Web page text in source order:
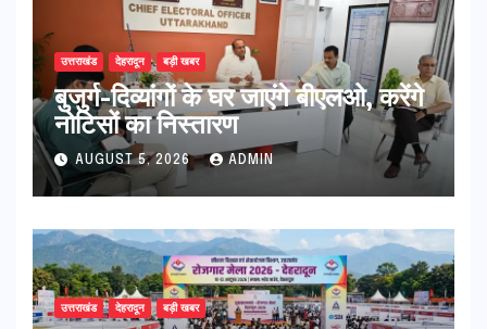
उत्तराखंड देहरादून बड़ी खबर
बुजुर्ग-दिव्यांगों के घर जाएंगे बीएलओ, करेंगे
नोटिसों का निस्तारण
AUGUST 5, 2026 ADMIN
उत्तराखंड देहरादून बड़ी खबर